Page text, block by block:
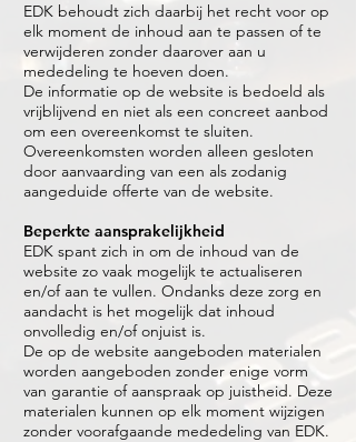
EDK behoudt zich daarbij het recht voor op
elk moment de inhoud aan te passen of te
verwijderen zonder daarover aan u
mededeling te hoeven doen.
De informatie op de website is bedoeld als
vrijblijvend en niet als een concreet aanbod
om een overeenkomst te sluiten.
Overeenkomsten worden alleen gesloten
door aanvaarding van een als zodanig
aangeduide offerte van de website.
Beperkte aansprakelijkheid
EDK spant zich in om de inhoud van de
website zo vaak mogelijk te actualiseren
en/of aan te vullen. Ondanks deze zorg en
aandacht is het mogelijk dat inhoud
onvolledig en/of onjuist is.
De op de website aangeboden materialen
worden aangeboden zonder enige vorm
van garantie of aanspraak op juistheid. Deze
materialen kunnen op elk moment wijzigen
zonder voorafgaande mededeling van EDK.